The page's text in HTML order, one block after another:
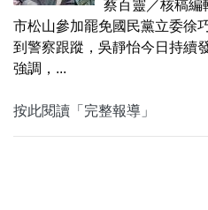
蔡百靈／核稿編
市松山參加罷免國民黨立委徐
到警察跟蹤，吳靜怡今日持續
強調，...
按此閱讀「完整報導」